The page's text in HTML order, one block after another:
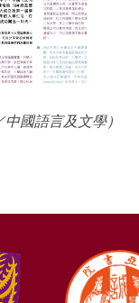
國語言及文學）